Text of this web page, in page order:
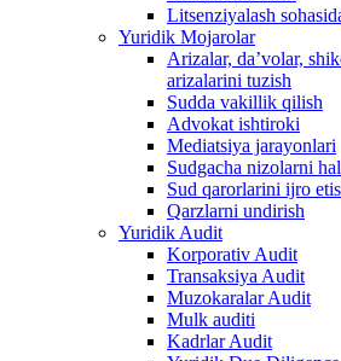
Litsenziyalash
Yuridik Mojarolar
Arizalar, daʼvolar,
arizalarini tuzish
Sudda vakillik qilish
Advokat ishtiroki
Mediatsiya jarayonlari
Sudgacha nizolarni
Sud qarorlarini ijro
Qarzlarni undirish
Yuridik Audit
Korporativ Audit
Transaksiya Audit
Muzokaralar Audit
Mulk auditi
Kadrlar Audit